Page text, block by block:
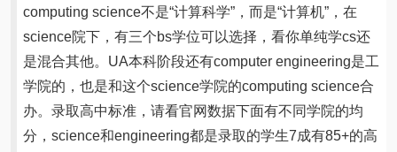
computing science不是“计算科学”，而是“计算机”，在
science院下，有三个bs学位可以选择，看你单纯学cs还
是混合其他。UA本科阶段还有computer engineering是工
学院的，也是和这个science学院的computing science合
办。录取高中标准，请看官网数据下面有不同学院的均
分，science和engineering都是录取的学生7成有85+的高